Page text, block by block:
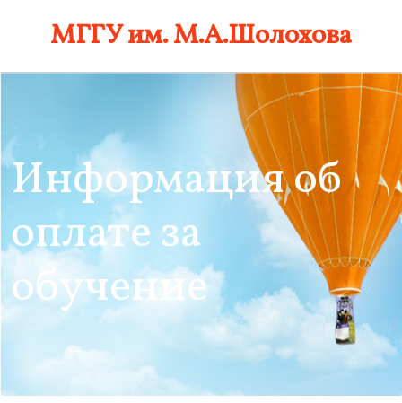
МГГУ им. М.А.Шолохова
Информация об
оплате за
обучение